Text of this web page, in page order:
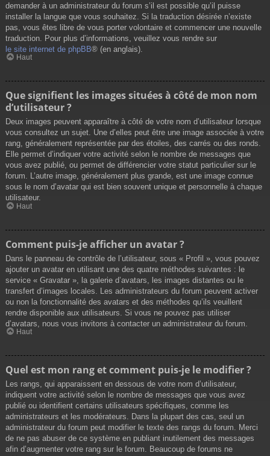
demander à un administrateur du forum s’il est possible qu’il puisse
installer la langue que vous souhaitez. Si la traduction désirée n’existe
pas, vous êtes libre de vous porter volontaire et commencer une nouvelle
traduction. Pour plus d’informations, veuillez vous rendre sur
le site internet de phpBB® (en anglais).
Haut
Que signifient les images situées à côté de mon nom
d’utilisateur ?
Deux images peuvent apparaître à côté de votre nom d’utilisateur lorsque
vous consultez un sujet. Une d’elles peut être une image associée à votre
rang, généralement représentée par des étoiles, des carrés ou des ronds.
Elle permet d’indiquer votre activité selon le nombre de messages que
vous avez publié, ou permet de différencier votre statut particulier sur le
forum. L’autre image, généralement plus grande, est une image connue
sous le nom d’avatar qui est bien souvent unique et personnelle à chaque
utilisateur.
Haut
Comment puis-je afficher un avatar ?
Dans le panneau de contrôle de l’utilisateur, sous « Profil », vous pouvez
ajouter un avatar en utilisant une des quatre méthodes suivantes : le
service « Gravatar », la galerie d’avatars, les images distantes ou le
transfert d’images locales. Les administrateurs du forum peuvent activer
ou non la fonctionnalité des avatars et des méthodes qu’ils veuillent
rendre disponible aux utilisateurs. Si vous ne pouvez pas utiliser
d’avatars, nous vous invitons à contacter un administrateur du forum.
Haut
Quel est mon rang et comment puis-je le modifier ?
Les rangs, qui apparaissent en dessous de votre nom d’utilisateur,
indiquent votre activité selon le nombre de messages que vous avez
publié ou identifient certains utilisateurs spécifiques, comme les
administrateurs et les modérateurs. Dans la plupart des cas, seul un
administrateur du forum peut modifier le texte des rangs du forum. Merci
de ne pas abuser de ce système en publiant inutilement des messages
afin d’augmenter votre rang sur le forum. Beaucoup de forums ne